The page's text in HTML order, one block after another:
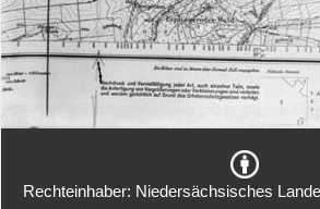
Rechteinhaber: Niedersächsisches